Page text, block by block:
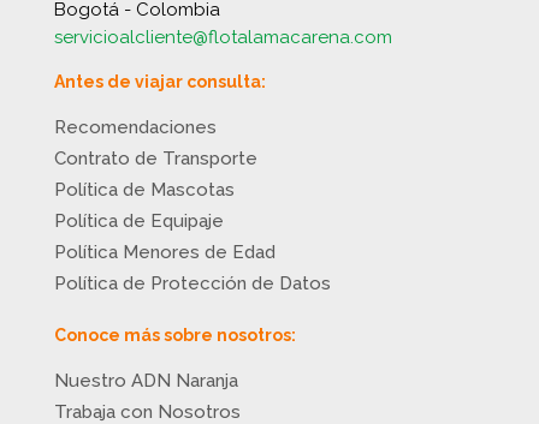
Bogotá - Colombia
servicioalcliente@flotalamacarena.com
Antes de viajar consulta:
Recomendaciones
Contrato de Transporte
Política de Mascotas
Política de Equipaje
Política Menores de Edad
Política de Protección de Datos
Conoce más sobre nosotros:
Nuestro ADN Naranja
Trabaja con Nosotros